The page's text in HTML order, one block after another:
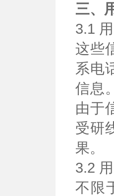
三、
3.1
这些
系电
信息
由于
受研
果。
3.2
不限